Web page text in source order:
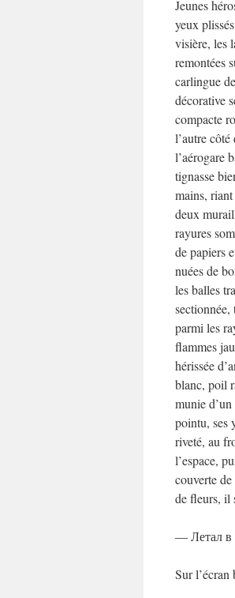
Jeunes
yeux
visière, les
remontées
carlingue
décorative
compacte
l’autre
l’aérogare
tignasse
mains,
deux
rayures
de papiers
nuées de
les balles
sectionnée,
parmi les
flammes
hérissée
blanc, poil
munie
pointu, ses
riveté, au
l’espace,
couverte
de fleurs, il
― Летал в
Sur